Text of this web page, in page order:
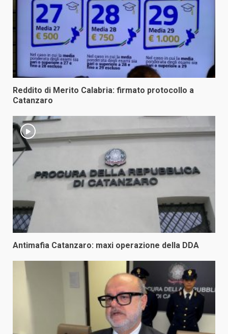
Reddito di Merito Calabria: firmato protocollo a
Catanzaro
Antimafia Catanzaro: maxi operazione della DDA